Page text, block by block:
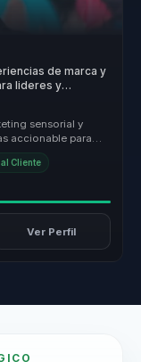
de marca y
lideres y
sensorial y
accionable para
Cliente
Ver Perfil